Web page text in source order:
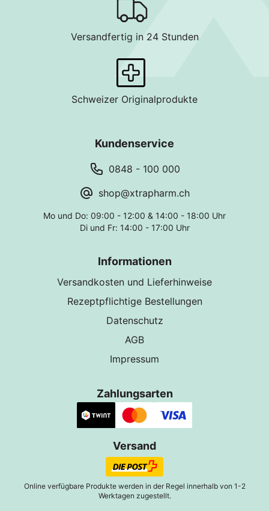
Versandfertig in 24 Stunden
Schweizer Originalprodukte
Kundenservice
0848 - 100 000
shop@xtrapharm.ch
Mo und Do: 09:00 - 12:00 & 14:00 - 18:00 Uhr
Di und Fr: 14:00 - 17:00 Uhr
Informationen
Versandkosten und Lieferhinweise
Rezeptpflichtige Bestellungen
Datenschutz
AGB
Impressum
Zahlungsarten
Versand
Online verfügbare Produkte werden in der Regel innerhalb von 1-2
Werktagen zugestellt.